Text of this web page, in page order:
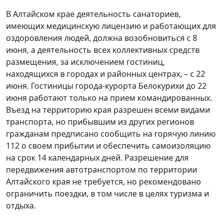
В Алтайском крае деятельность санаториев,
имеющих медицинскую лицензию и работающих для
оздоровления людей, должна возобновиться с 8
июня, а деятельность всех коллективных средств
размещения, за исключением гостиниц,
находящихся в городах и районных центрах, – с 22
июня. Гостиницы города-курорта Белокурихи до 22
июня работают только на прием командированных.
Въезд на территорию края разрешен всеми видами
транспорта, но прибывшим из других регионов
гражданам предписано сообщить на горячую линию
112 о своем прибытии и обеспечить самоизоляцию
на срок 14 календарных дней. Разрешение для
передвижения автотранспортом по территории
Алтайского края не требуется, но рекомендовано
ограничить поездки, в том числе в целях туризма и
отдыха.